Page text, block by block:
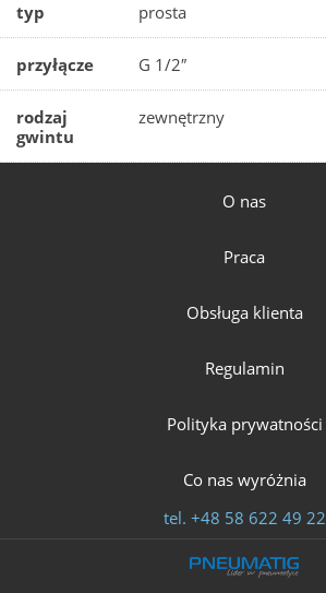
typ prosta
przyłącze G 1/2″
rodzaj
gwintu
zewnętrzny
O nas
Praca
Obsługa klienta
Regulamin
Polityka prywatności
Co nas wyróżnia
tel. +48 58 622 49 22